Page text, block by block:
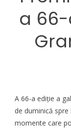
a
A 66-a ediţie a
de duminică
momente care